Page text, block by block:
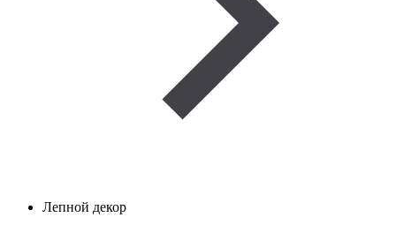
Лепной декор